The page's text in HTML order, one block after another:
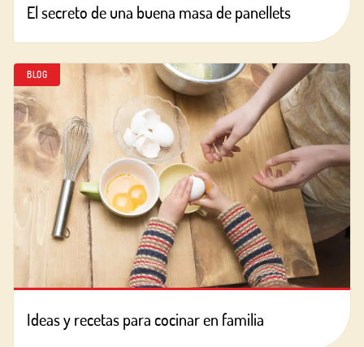
El secreto de una buena masa de panellets
BLOG
Ideas y recetas para cocinar en familia